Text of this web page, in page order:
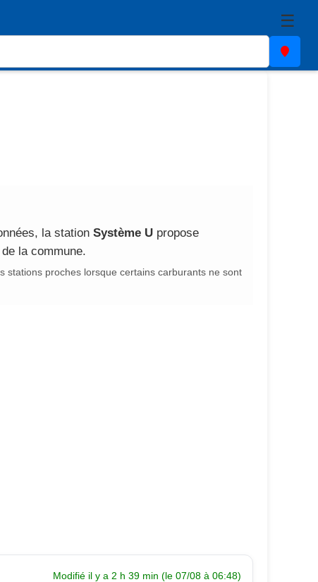
☰
la station Système U propose
la commune.
stations proches lorsque certains carburants ne sont
Modifié il y a 2 h 39 min (le 07/08 à 06:48)